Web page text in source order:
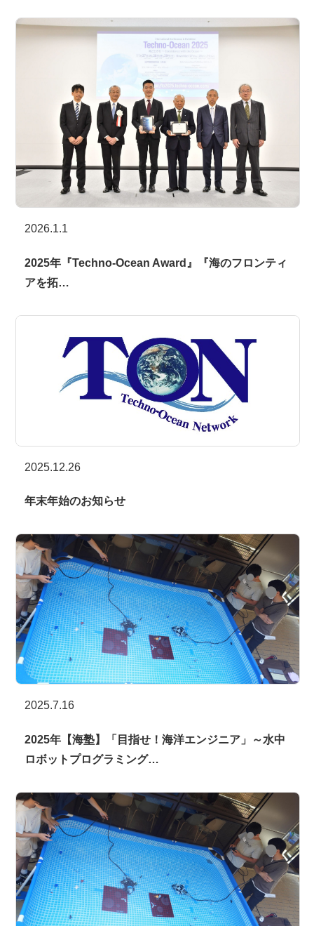
2026.1.1
2025年『Techno-Ocean Award』『海のフロンティ
アを拓…
2025.12.26
年末年始のお知らせ
2025.7.16
2025年【海塾】「目指せ！海洋エンジニア」～水中
ロボットプログラミング…